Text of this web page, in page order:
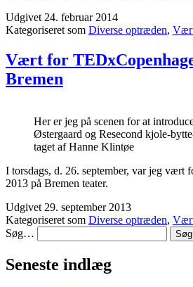
Udgivet 24. februar 2014
Kategoriseret som Diverse optræden,
Vært for
Bremen
Her er jeg på scenen for at
Østergaard og Resecond kjole-
taget af Hanne Klintøe
I torsdags, d. 26. september, var jeg vært
2013 på Bremen teater.
Udgivet 29. september 2013
Kategoriseret som Diverse optræden,
Søg…
Seneste indlæg